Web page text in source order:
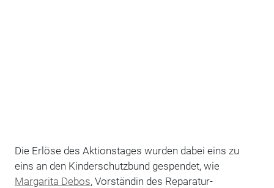
Die Erlöse des Aktionstages wurden dabei eins zu
eins an den Kinderschutzbund gespendet, wie
Margarita Debos, Vorständin des Reparatur-